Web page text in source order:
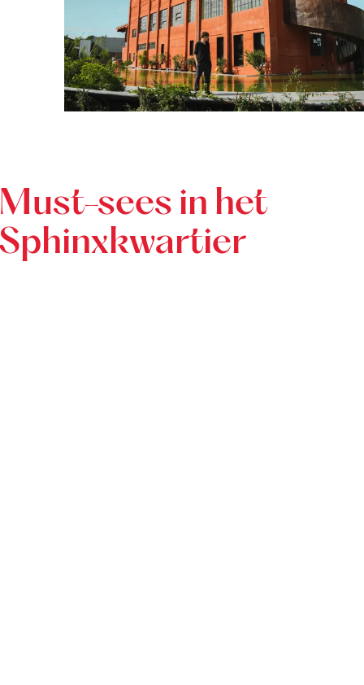
sees in het